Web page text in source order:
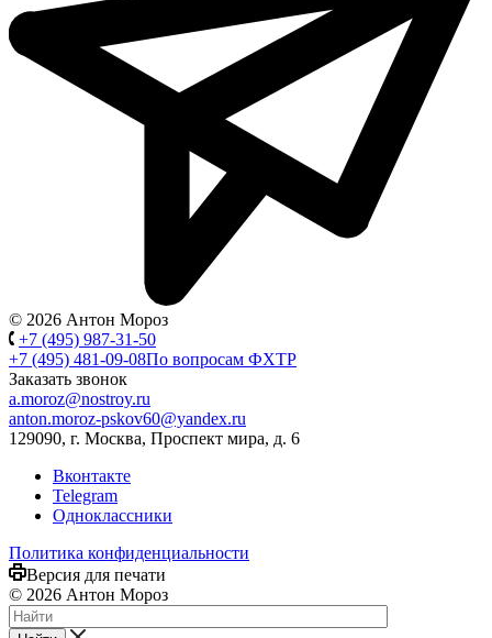
© 2026 Антон Мороз
+7 (495) 987-31-50
+7 (495) 481-09-08По вопросам ФХТР
Заказать звонок
a.moroz@nostroy.ru
anton.moroz-pskov60@yandex.ru
129090, г. Москва, Проспект мира, д. 6
Вконтакте
Telegram
Одноклассники
Политика конфиденциальности
Версия для печати
© 2026 Антон Мороз